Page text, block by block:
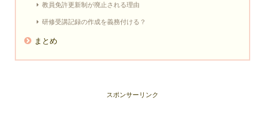
教員免許更新制が廃止される理由
研修受講記録の作成を義務付ける？
まとめ
スポンサーリンク